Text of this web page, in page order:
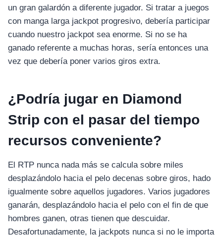
un gran galardón a diferente jugador. Si tratar a juegos
con manga larga jackpot progresivo, debería participar
cuando nuestro jackpot sea enorme. Si no se ha
ganado referente a muchas horas, serí­a entonces una
vez que debería poner varios giros extra.
¿Podría jugar en Diamond
Strip con el pasar del tiempo
recursos conveniente?
El RTP nunca nada más se calcula sobre miles
desplazándolo hacia el pelo decenas sobre giros, hado
igualmente sobre aquellos jugadores. Varios jugadores
ganarán, desplazándolo hacia el pelo con el fin de que
hombres ganen, otras tienen que descuidar.
Desafortunadamente, la jackpots nunca si no le importa